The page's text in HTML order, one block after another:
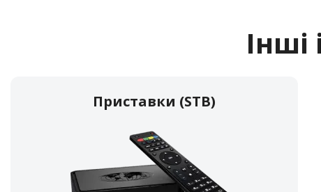
Інші
Приставки (STB)